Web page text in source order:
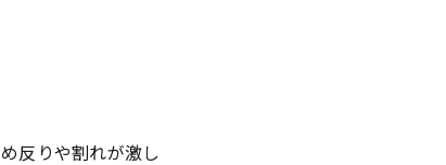
反りや割れが激し